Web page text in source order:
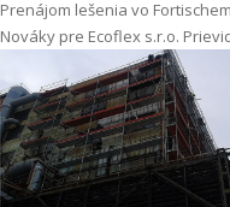
Prenájom lešenia vo
Nováky pre Ecoflex s.r.o.